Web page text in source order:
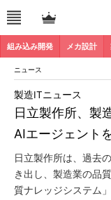
組み込み開発 メカ設計
ニュース
日立製作所、製
AIエージェント
製造ITニュース
日立製作所は、過去
き出し、製造業の品
質ナレッジシステム